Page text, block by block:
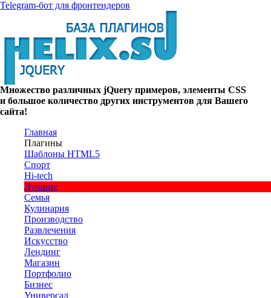
Telegram-бот для фронтендеров
Множество различных jQuery примеров, элементы CSS
и большое количество других инструментов для Вашего
сайта!
Главная
Плагины
Шаблоны HTML5
Спорт
Hi-tech
Лучшие
Семья
Кулинария
Производство
Развлечения
Искусство
Лендинг
Магазин
Портфолио
Бизнес
Универсал